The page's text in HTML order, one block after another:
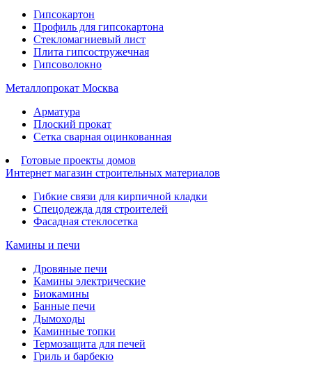
Гипсокартон
Профиль для гипсокартона
Стекломагниевый лист
Плита гипсостружечная
Гипсоволокно
Металлопрокат Москва
Арматура
Плоский прокат
Сетка сварная оцинкованная
Готовые проекты домов
Интернет магазин строительных материалов
Гибкие связи для кирпичной кладки
Спецодежда для строителей
Фасадная стеклосетка
Камины и печи
Дровяные печи
Камины электрические
Биокамины
Банные печи
Дымоходы
Каминные топки
Термозащита для печей
Гриль и барбекю